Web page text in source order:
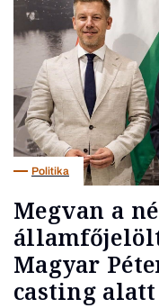
Politika
Megvan a
Magyar
casting alatt